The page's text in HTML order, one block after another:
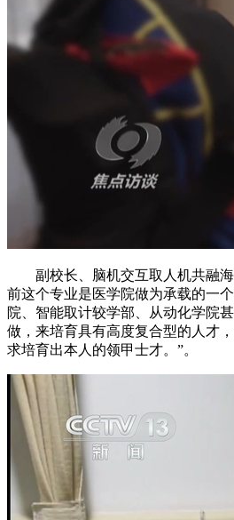
副校长、脑机交互取人机共融海
前这个专业是医学院做为承载的一
院、智能取计较学部、从动化学院
做，来培育具有高度复合型的人才
求培育出本人的领甲士才。”。